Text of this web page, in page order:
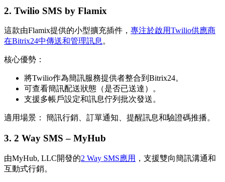
2. Twilio SMS by Flamix
這款由Flamix提供的小型擴充插件， 專注於啟用Twilio供應商
在Bitrix24中傳送和管理訊息 。
核心優勢：
將Twilio作為簡訊服務提供者整合到Bitrix24。
可查看簡訊配送狀態（是否已送達）。
支援多帳戶設定和訊息佇列批次發送。
適用場景： 簡訊行銷、訂單通知、提醒訊息和驗證碼推播。
3. 2 Way SMS – MyHub
由MyHub, LLC開發的2 Way SMS應用 ，支援雙向簡訊溝通和
互動式行銷。